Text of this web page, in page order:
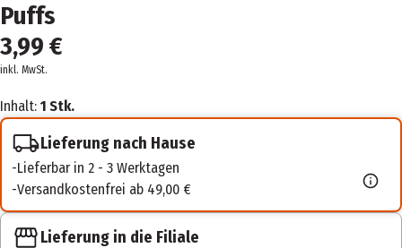
Puffs
3,99 €
inkl. MwSt.
Inhalt: 1 Stk.
Lieferung nach Hause
Lieferbar in 2 - 3 Werktagen
Versandkostenfrei ab 49,00 €
Lieferung in die Filiale